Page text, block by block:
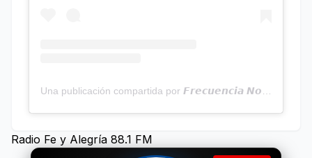
Radio Fe y Alegría 88.1 FM